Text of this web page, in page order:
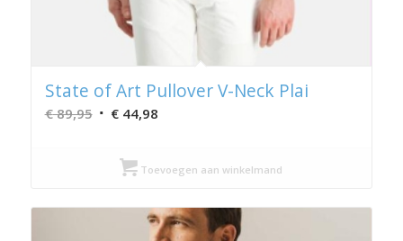
State of Art Pullover V-Neck Plai
€89,95 Oorspronkelijke
was:
€ 89,95.
€44,98Huidige
€ 44,98.
Toevoegen aan winkelmand